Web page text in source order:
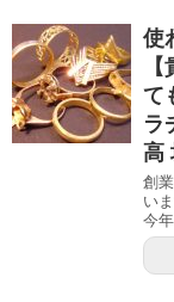
使
て
ラ
高
創
い
今